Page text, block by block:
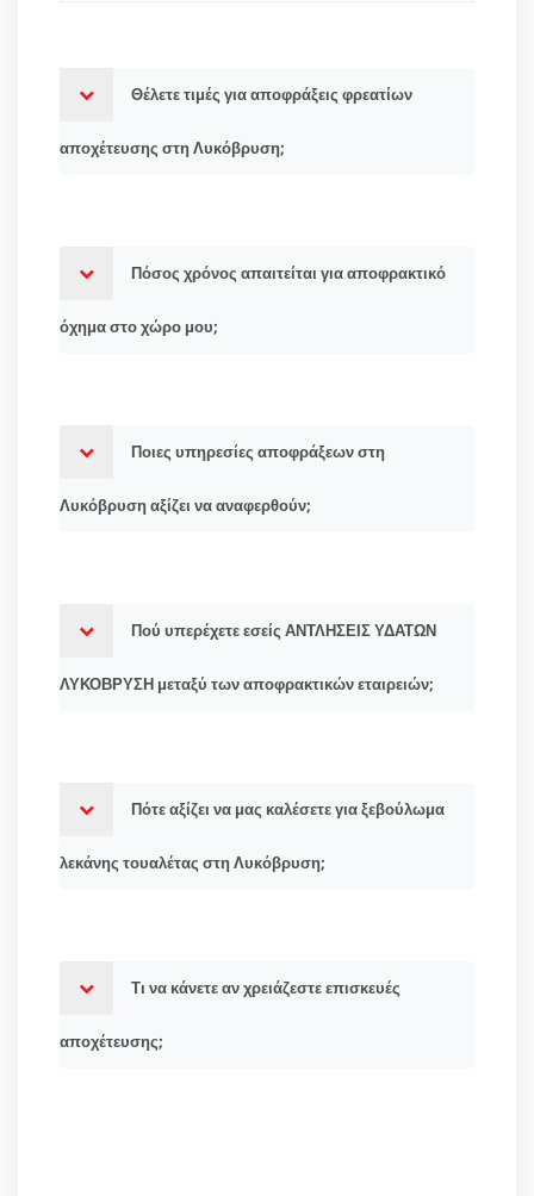
Θέλετε τιμές για αποφράξεις φρεατίων
αποχέτευσης στη Λυκόβρυση;
Πόσος χρόνος απαιτείται για αποφρακτικό
όχημα στο χώρο μου;
Ποιες υπηρεσίες αποφράξεων στη
Λυκόβρυση αξίζει να αναφερθούν;
Πού υπερέχετε εσείς ΑΝΤΛΗΣΕΙΣ ΥΔΑΤΩΝ
ΛΥΚΟΒΡΥΣΗ μεταξύ των αποφρακτικών εταιρειών;
Πότε αξίζει να μας καλέσετε για ξεβούλωμα
λεκάνης τουαλέτας στη Λυκόβρυση;
Τι να κάνετε αν χρειάζεστε επισκευές
αποχέτευσης;